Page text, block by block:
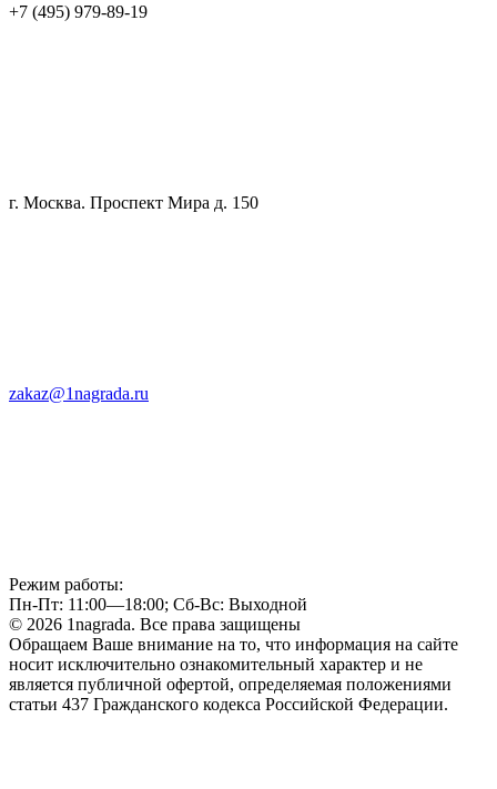
+7 (495) 979-89-19
г. Москва. Проспект Мира д. 150
zakaz@1nagrada.ru
Режим работы:
Пн-Пт: 11:00—18:00; Сб-Вс: Выходной
© 2026 1nagrada. Все права защищены
Обращаем Ваше внимание на то, что информация на сайте
носит исключительно ознакомительный характер и не
является публичной офертой, определяемая положениями
статьи 437 Гражданского кодекса Российской Федерации.